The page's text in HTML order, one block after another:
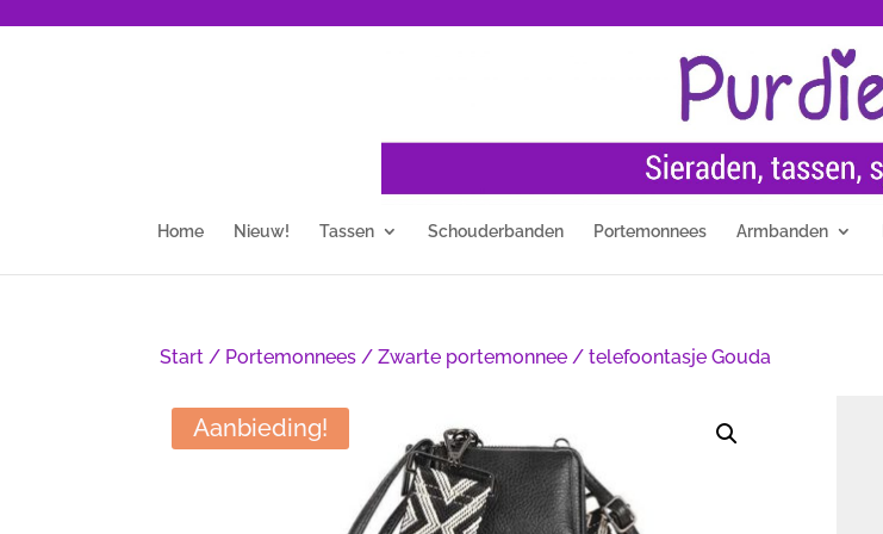
Home Nieuw! Tassen Schouderbanden Portemonnees Armbanden
Start / Portemonnees / Zwarte portemonnee / telefoontasje Gouda
Aanbieding!